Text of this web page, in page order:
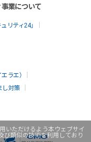
いただけるよう本ウェブサイ
び類似の技術を利用しており
業について
リティ24」
ラエ）
し対策